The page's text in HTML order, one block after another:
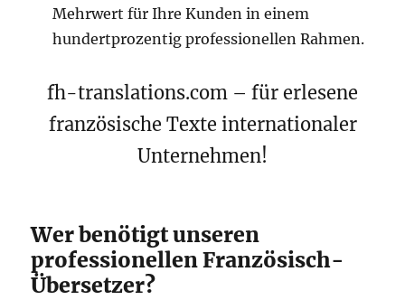
Mehrwert für Ihre Kunden in einem
hundertprozentig professionellen Rahmen.
fh-translations.com – für erlesene
französische Texte internationaler
Unternehmen!
Wer benötigt unseren
professionellen Französisch-
Übersetzer?